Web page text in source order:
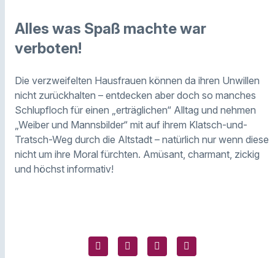
Alles was Spaß machte war
verboten!
Die verzweifelten Hausfrauen können da ihren Unwillen
nicht zurückhalten – entdecken aber doch so manches
Schlupfloch für einen „erträglichen“ Alltag und nehmen
„Weiber und Mannsbilder“ mit auf ihrem Klatsch-und-
Tratsch-Weg durch die Altstadt – natürlich nur wenn diese
nicht um ihre Moral fürchten. Amüsant, charmant, zickig
und höchst informativ!